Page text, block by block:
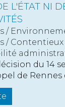
L'ÉTAT NI
/
/ Contentieux
du 14
de Rennes